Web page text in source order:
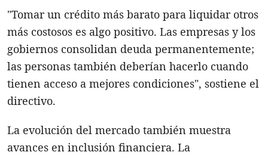
"Tomar un crédito más barato para liquidar otros
más costosos es algo positivo. Las empresas y los
gobiernos consolidan deuda permanentemente;
las personas también deberían hacerlo cuando
tienen acceso a mejores condiciones", sostiene el
directivo.
La evolución del mercado también muestra
avances en inclusión financiera. La